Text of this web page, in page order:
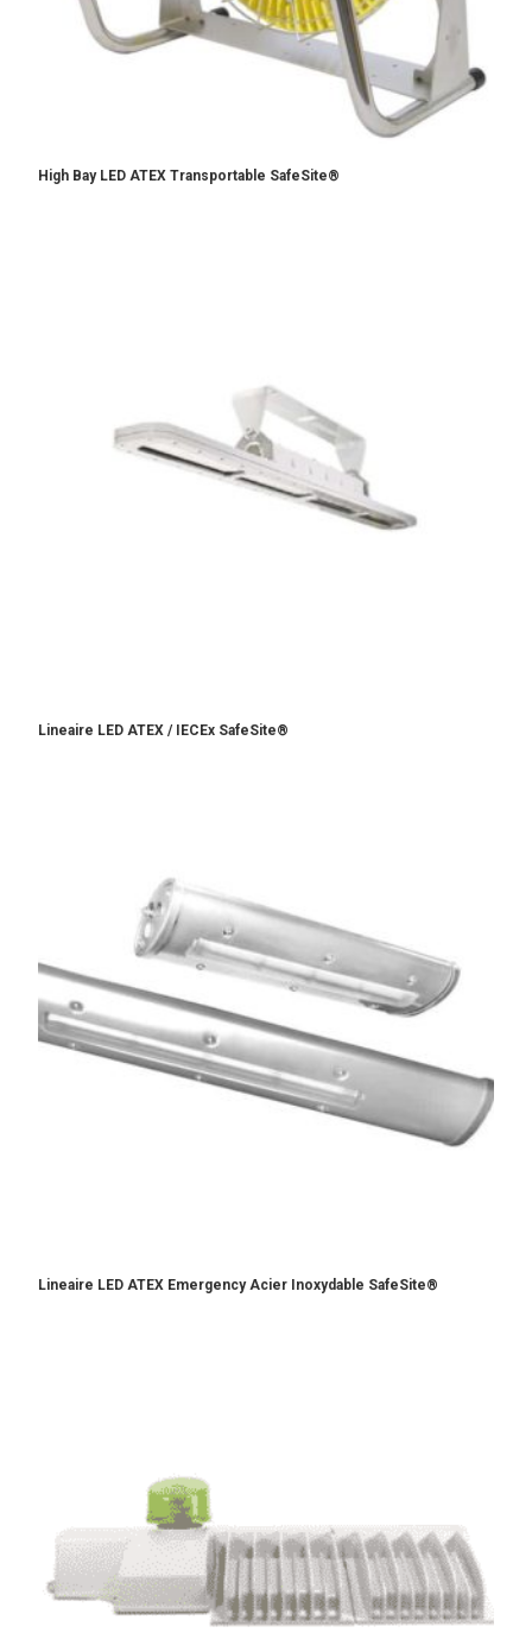
High Bay LED ATEX Transportable SafeSite®
Lineaire LED ATEX / IECEx SafeSite®
Lineaire LED ATEX Emergency Acier Inoxydable SafeSite®